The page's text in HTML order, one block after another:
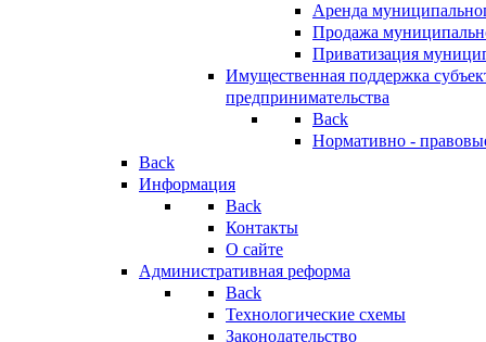
Аренда
Продажа
Приватизация
Имущественная поддержка
предпринимательства
Back
Нормативно -
Back
Информация
Back
Контакты
О сайте
Административная реформа
Back
Технологические схемы
Законодательство